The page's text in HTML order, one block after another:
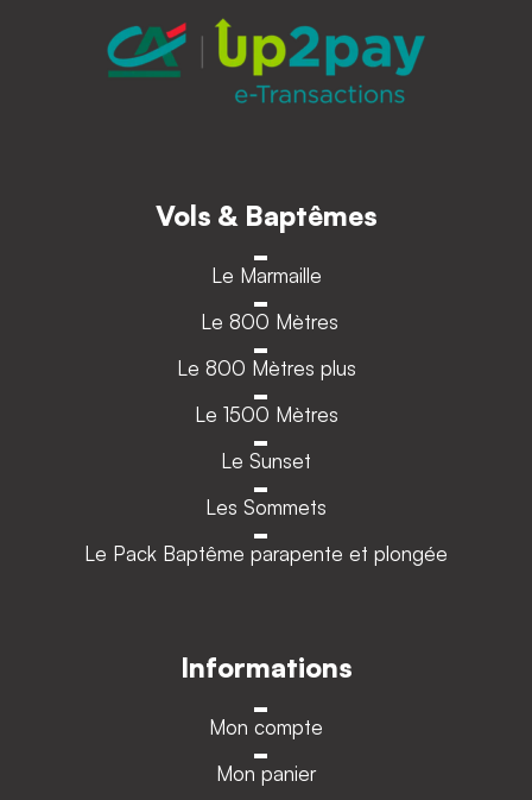
Vols & Baptêmes
Le Marmaille
Le 800 Mètres
Le 800 Mètres plus
Le 1500 Mètres
Le Sunset
Les Sommets
Le Pack Baptême parapente et plongée
Informations
Mon compte
Mon panier